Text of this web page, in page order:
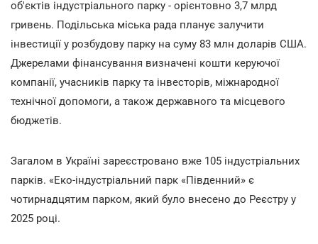
об'єктів індустріального парку - орієнтовно 3,7 млрд
гривень. Подільська міська рада планує залучити
інвестиції у розбудову парку на суму 83 млн доларів США.
Джерелами фінансування визначені кошти керуючої
компанії, учасників парку та інвесторів, міжнародної
технічної допомоги, а також державного та місцевого
бюджетів.
Загалом в Україні зареєстровано вже 105 індустріальних
парків. «Еко-індустріальний парк «Південний» є
чотирнадцятим парком, який було внесено до Реєстру у
2025 році.